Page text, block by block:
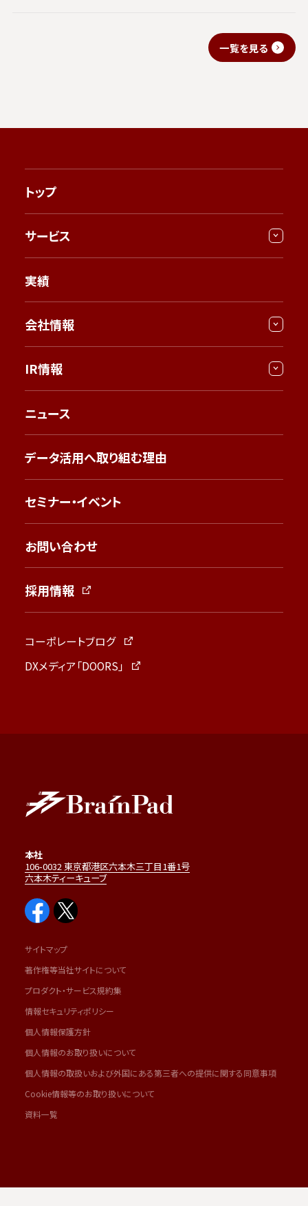
一覧を見る
トップ
サービス
実績
会社情報
IR情報
ニュース
データ活用へ取り組む理由
セミナー・イベント
お問い合わせ
採用情報
コーポレートブログ
DXメディア「DOORS」
本社
106-0032 東京都港区六本木三丁目1番1号
六本木ティーキューブ
サイトマップ
著作権等当社サイトについて
プロダクト・サービス規約集
情報セキュリティポリシー
個人情報保護方針
個人情報のお取り扱いについて
個人情報の取扱いおよび外国にある第三者への提供に関する同意事項
Cookie情報等のお取り扱いについて
資料一覧